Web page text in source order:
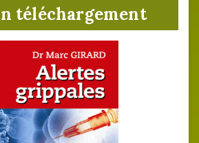
téléchargement